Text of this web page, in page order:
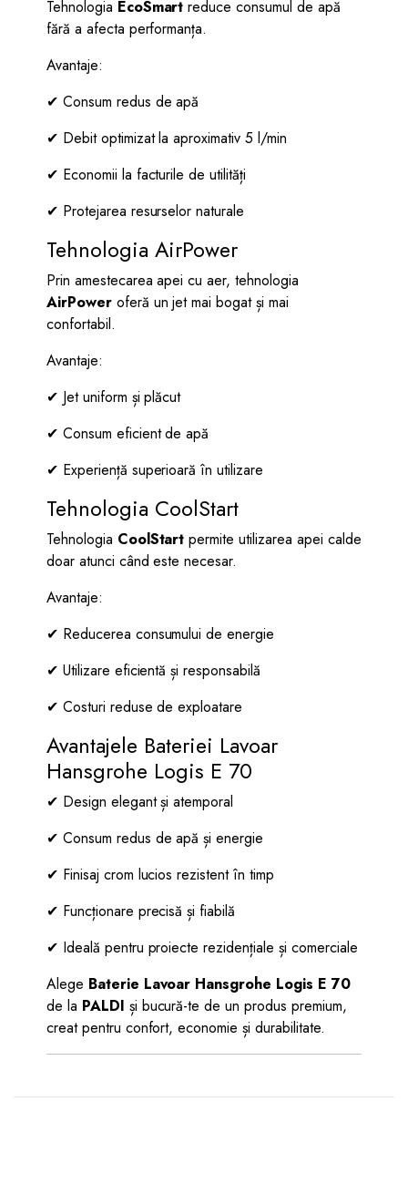
Tehnologia EcoSmart reduce consumul de apă
fără a afecta performanța.
Avantaje:
✔ Consum redus de apă
✔ Debit optimizat la aproximativ 5 l/min
✔ Economii la facturile de utilități
✔ Protejarea resurselor naturale
Tehnologia AirPower
Prin amestecarea apei cu aer, tehnologia
AirPoweroferă un jet mai bogat și mai
confortabil.
Avantaje:
✔ Jet uniform și plăcut
✔ Consum eficient de apă
✔ Experiență superioară în utilizare
Tehnologia CoolStart
Tehnologia CoolStart permite utilizarea apei calde
doar atunci când este necesar.
Avantaje:
✔ Reducerea consumului de energie
✔ Utilizare eficientă și responsabilă
✔ Costuri reduse de exploatare
Avantajele Bateriei Lavoar
Hansgrohe Logis E 70
✔ Design elegant și atemporal
✔ Consum redus de apă și energie
✔ Finisaj crom lucios rezistent în timp
✔ Funcționare precisă și fiabilă
✔ Ideală pentru proiecte rezidențiale și comerciale
Alege Baterie Lavoar Hansgrohe Logis E 70
de la PALDI și bucură-te de un produs premium,
creat pentru confort, economie și durabilitate.